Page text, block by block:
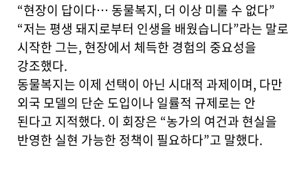
“현장이 답이다… 동물복지, 더 이상 미룰 수 없다”
“저는 평생 돼지로부터 인생을 배웠습니다”라는 말로
시작한 그는, 현장에서 체득한 경험의 중요성을
강조했다.
동물복지는 이제 선택이 아닌 시대적 과제이며, 다만
외국 모델의 단순 도입이나 일률적 규제로는 안
된다고 지적했다. 이 회장은 “농가의 여건과 현실을
반영한 실현 가능한 정책이 필요하다”고 말했다.